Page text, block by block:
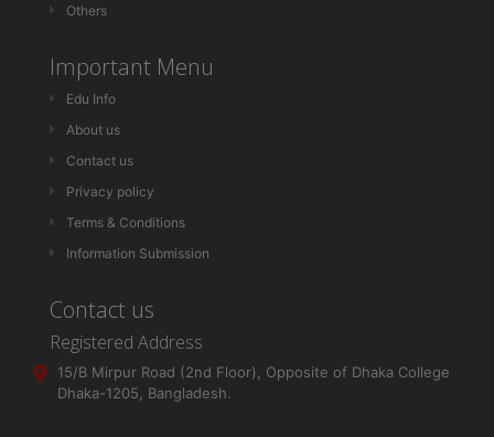
Others
Important Menu
Edu Info
About us
Contact us
Privacy policy
Terms & Conditions
Information Submission
Contact us
Registered Address
15/B Mirpur Road (2nd Floor), Opposite of Dhaka College
Dhaka-1205, Bangladesh.